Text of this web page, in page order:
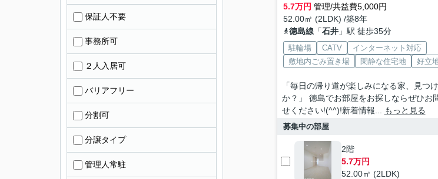
5.7万円 管理/共益費5,000円
52.00㎡ (2LDK) /築8年
徳島線「石井」駅 徒歩35分
駐輪場 CATV
インターネット対応
敷地内ごみ置き場
閑静な住宅地 好立
「毎日の帰り道が楽しみになる家、見つ
か？」 徳島でお部屋をお探しならぜひお
せください!(^^)!新着情報...
もっと見る
募集中の部屋
2階
5.7万円
52.00㎡ (2LDK)
保証人不要
事務所可
２人入居可
バリアフリー
分割可
分譲タイプ
管理人常駐